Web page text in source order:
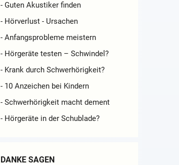
- Guten Akustiker finden
- Hörverlust - Ursachen
- Anfangsprobleme meistern
- Hörgeräte testen – Schwindel?
- Krank durch Schwerhörigkeit?
- 10 Anzeichen bei Kindern
- Schwerhörigkeit macht dement
- Hörgeräte in der Schublade?
DANKE SAGEN